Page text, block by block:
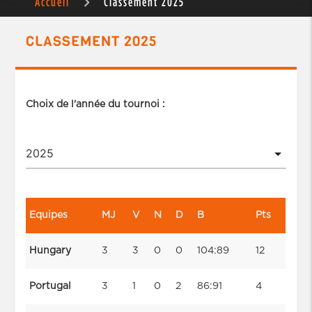
CLASSEMENT 2025
Choix de l'année du tournoi :
Equipes MJ V N D B Pts
Hungary 3 3 0 0 104:89 12
Portugal 3 1 0 2 86:91 4